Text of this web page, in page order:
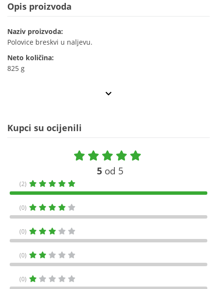
Opis proizvoda
Naziv proizvoda:
Polovice breskvi u naljevu.
Neto količina:
825 g
Kupci su ocijenili
5 od 5
(2)
(0)
(0)
(0)
(0)